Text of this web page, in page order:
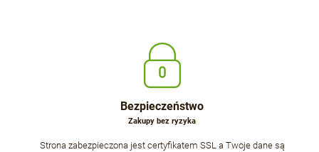
Bezpieczeństwo
Zakupy bez ryzyka
Strona zabezpieczona jest certyfikatem SSL a Twoje dane są